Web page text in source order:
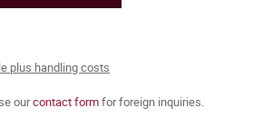
plus handling costs
ourcontact formfor foreign inquiries.